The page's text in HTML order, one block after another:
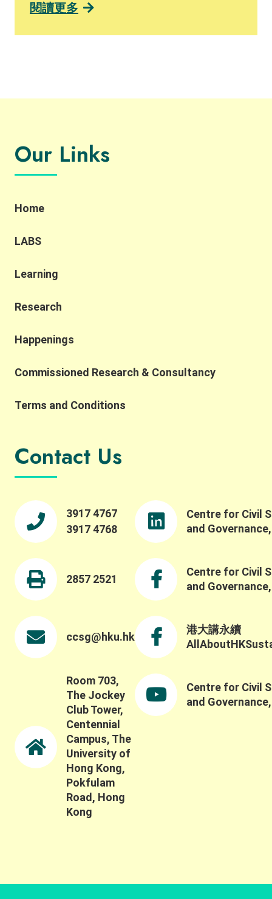
「IKEA專區」，展示IKEA九龍灣店特價品區內嘅陳列
啲陳列品或貨尾標價上要打折扣先賣得出﹐變相IKEA
負擔﹐宜家消費者可以低價買到心頭好﹐IKEA又可以
減少棄置產品嘅支出﹐所以絕對係WIN-WIN 呢個合作
有機會為IKEA擴闊線上銷售渠道，間接將品牌推廣至
效果。加上宜家消費者對於商業機構對環境、社會嘅
嚟講係非常重要﹐有調查就發現63%消費者傾向支持
二手拍賣平台嘅誕生﹐消費者對於二手或有小瑕疵嘅
濟嘅經營模式，有助實現環境保護同經濟永續成長嘅
雙贏目標。 諗深一層﹐有時廢棄物品只係錯配嘅資
佢嘅價值﹐所以講到尾﹐究竟有咩辦法可以整合呢啲
唔知你又有咩諗法呢？ ==================== 身為
企業管理層當然要諗多一步﹐如果想要多啲推動企業
續企業家（中小企）嘉許計劃」啦。由我地港大商界
資源及知識，應對永續挑戰！ 2022年度的計劃現正
接受申請，今年度嘅主題為「循環經濟與業務抗禦
力」，並聚焦於餐飲業。 報名去到2022年8月31號！
https://bit.ly/3TiS4de。 如對計劃有任何查詢，你可
以透過以下途徑聯絡PSLB團隊： 電郵： pslb@hku.hk
梁子謙先生（電話：3917-4763）
閱讀更多
Our Links
Home
LABS
Learning
Research
Happenings
Commissioned Research & Consultancy
Terms and Conditions
Contact Us
3917 4767
3917 4768
2857 2521
ccsg@hku.hk
Room 703,
The Jockey
Club Tower,
Centennial
Campus, The
University of
Hong Kong,
Pokfulam
Road, Hong
Kong
Centre for Civil
and
Centre for Civil
and
港大講永續
Centre for Civil
and